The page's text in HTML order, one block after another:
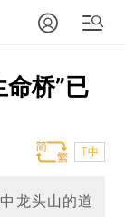
桥”已
T中
龙头山的道